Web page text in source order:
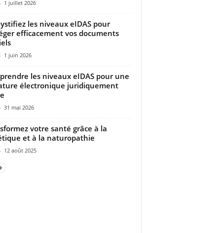
1 juillet 2026
les niveaux eIDAS pour
efficacement vos documents
1 juin 2026
les niveaux eIDAS pour une
électronique juridiquement
31 mai 2026
votre santé grâce à la
et à la naturopathie
12 août 2025